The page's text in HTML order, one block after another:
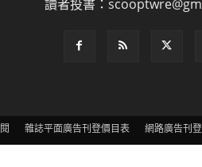
雜誌平面廣告刊登價目表 網路廣告刊登